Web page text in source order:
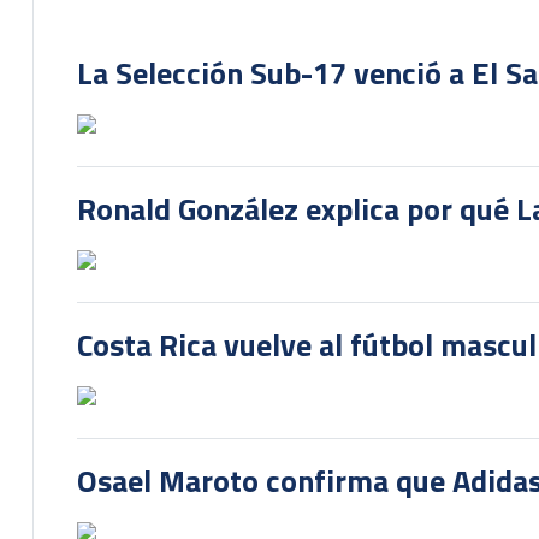
La Selección Sub-17 venció a El
Ronald González explica por qué
Costa Rica vuelve al fútbol
Osael Maroto confirma que